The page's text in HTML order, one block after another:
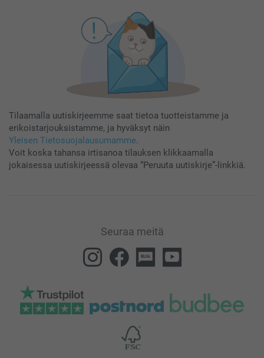
Tilaamalla uutiskirjeemme saat tietoa tuotteistamme ja
erikoistarjouksistamme, ja hyväksyt näin
Yleisen Tietosuojalausumamme.
Voit koska tahansa irtisanoa tilauksen klikkaamalla
jokaisessa uutiskirjeessä olevaa “Peruuta uutiskirje”-linkkiä.
Seuraa meitä